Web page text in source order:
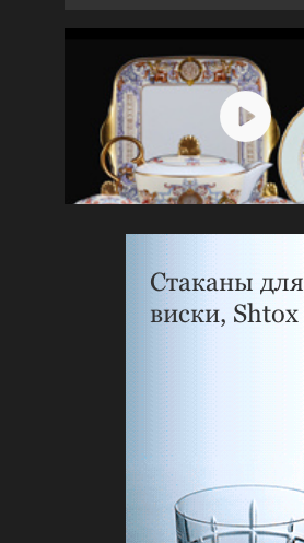
Стаканы для
виски, Shtox